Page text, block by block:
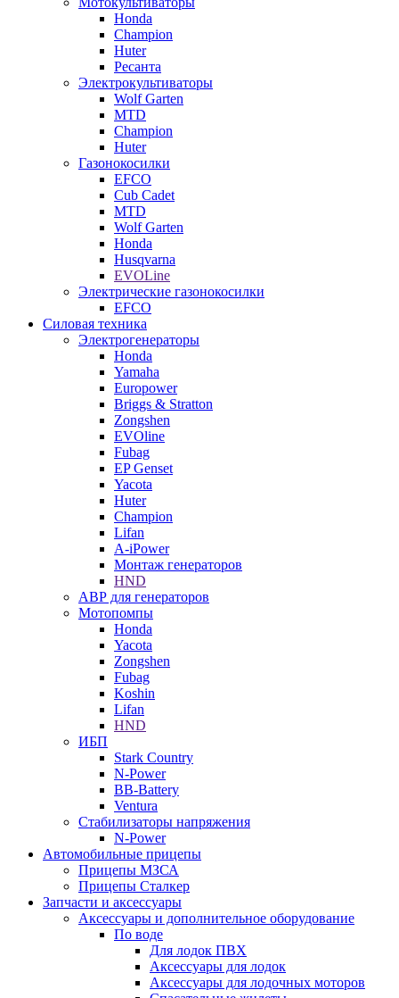
Honda
Champion
Huter
Ресанта
Электрокультиваторы
Wolf Garten
MTD
Champion
Huter
Газонокосилки
EFCO
Cub Cadet
MTD
Wolf Garten
Honda
Husqvarna
EVOLine
Электрические газонокосилки
EFCO
Силовая техника
Электрогенераторы
Honda
Yamaha
Europower
Briggs & Stratton
Zongshen
EVOline
Fubag
EP Genset
Yacota
Huter
Champion
Lifan
A-iPower
Монтаж генераторов
HND
АВР для генераторов
Мотопомпы
Honda
Yacota
Zongshen
Fubag
Koshin
Lifan
HND
ИБП
Stark Country
N-Power
BB-Battery
Ventura
Стабилизаторы напряжения
N-Power
Автомобильные прицепы
Прицепы МЗСА
Прицепы Сталкер
Запчасти и аксессуары
Аксессуары и дополнительное оборудование
По воде
Для лодок ПВХ
Аксессуары для лодок
Аксессуары для лодочных моторов